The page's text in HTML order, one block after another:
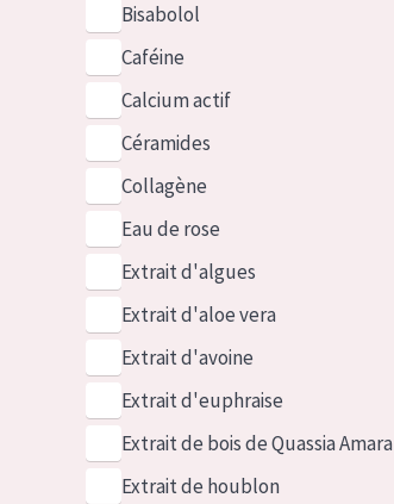
Bisabolol
Caféine
Calcium actif
Céramides
Collagène
Eau de rose
Extrait d'algues
Extrait d'aloe vera
Extrait d'avoine
Extrait d'euphraise
Extrait de bois de Quassia Amara
Extrait de houblon